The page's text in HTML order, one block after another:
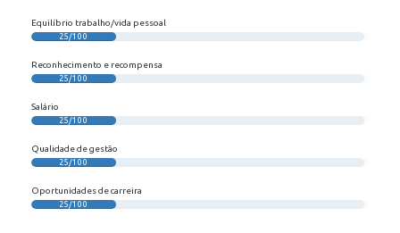
Equilíbrio trabalho/vida pessoal
25/100
Reconhecimento e recompensa
25/100
Salário
25/100
Qualidade de gestão
25/100
Oportunidades de carreira
25/100